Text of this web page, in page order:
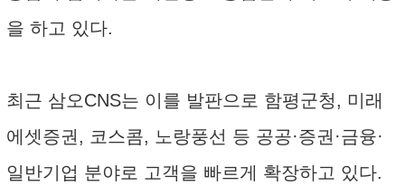
을 하고 있다.
최근 삼오CNS는 이를 발판으로 함평군청, 미래
에셋증권, 코스콤, 노랑풍선 등 공공·증권·금융·
일반기업 분야로 고객을 빠르게 확장하고 있다.